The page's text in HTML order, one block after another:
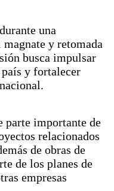
una
y retomada
busca impulsar
y fortalecer
parte importante de
relacionados
de obras de
de los planes de
empresas